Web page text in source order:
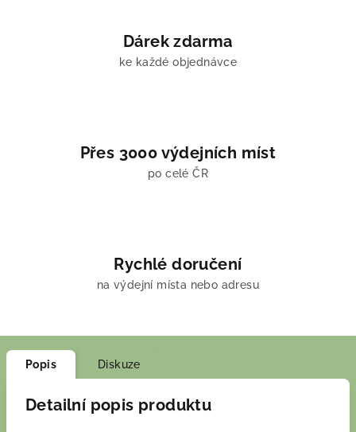
Dárek zdarma
ke každé objednávce
Přes 3000 výdejních míst
po celé ČR
Rychlé doručení
na výdejní místa nebo adresu
Popis Diskuze
Detailní popis produktu